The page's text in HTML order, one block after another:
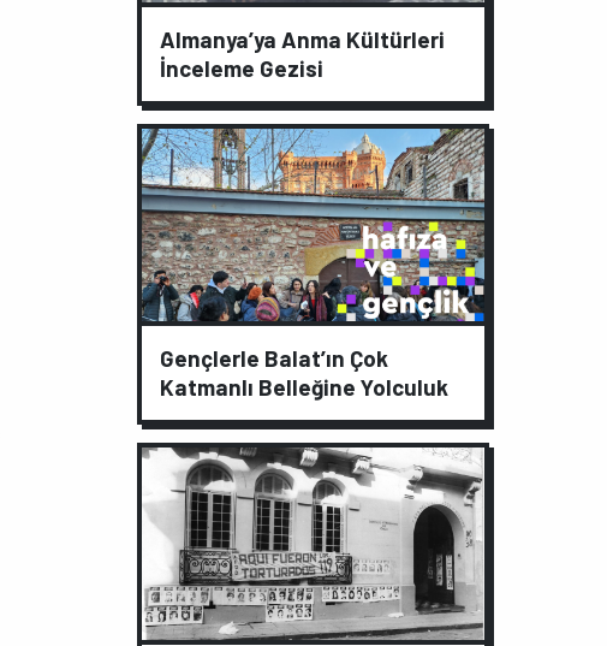
Almanya’ya Anma Kültürleri
İnceleme Gezisi
Gençlerle Balat’ın Çok
Katmanlı Belleğine Yolculuk